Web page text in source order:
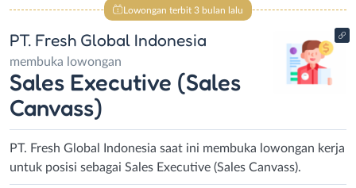
Lowongan terbit 3 bulan lalu
PT. Fresh Global Indonesia
membuka lowongan
Sales Executive (Sales
Canvass)
PT. Fresh Global Indonesia saat ini membuka lowongan kerja
untuk posisi sebagai Sales Executive (Sales Canvass).